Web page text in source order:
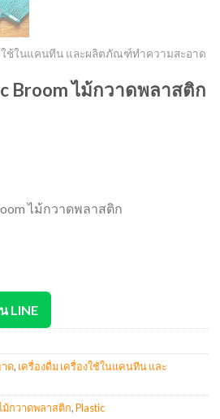
ใช้ในแคนทีน และผลิตภัณฑ์ทำความสะอาด
Broom ไม้กวาดพลาสติก
ไม้กวาดพลาสติก
LINE
ด, เครื่องดื่ม เครื่องใช้ในแคนทีน และ
ม้กวาดพลาสติก,Plastic